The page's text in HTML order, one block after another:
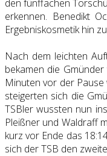
den fünffachen
erkennen. Benedikt
Ergebniskosmetik hin
Nach dem leichten
bekamen die
Minuten vor der
steigerten sich die
TSBler wussten nun
Pleißner und Waldraff
kurz vor Ende das
sich der TSB den